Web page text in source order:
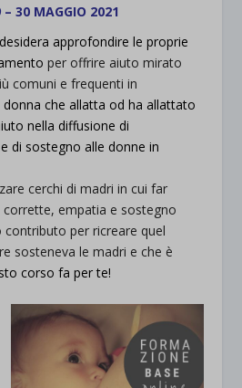
– 30 MAGGIO 2021
approfondire le proprie
per offrire aiuto mirato
comuni e frequenti in
donna che allatta od ha allattato
nella diffusione di
di sostegno alle donne in
cerchi di madri in cui far
empatia e sostegno
per ricreare quel
sosteneva le madri e che è
corso fa per te!